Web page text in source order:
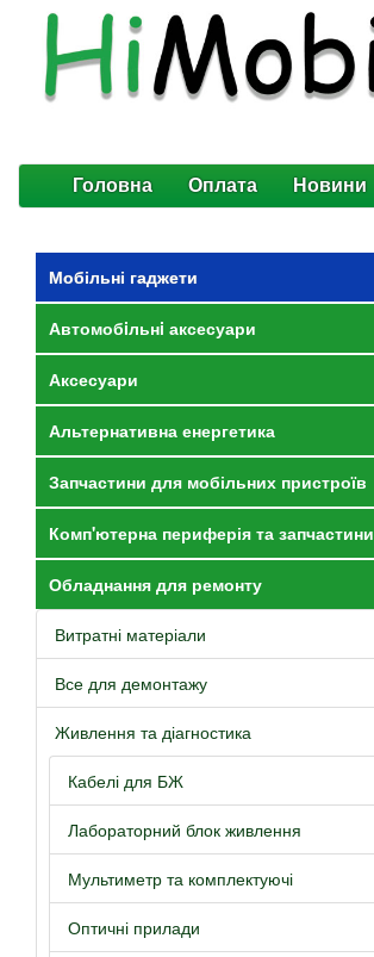
Головна Оплата Новини
Мобільні гаджети
Автомобiльнi аксесуари
Аксесуари
Альтернативна енергетика
Запчастини для мобільних пристроїв
Комп'ютерна периферія та запчастини
Обладнання для ремонту
Витратні матеріали
Все для демонтажу
Живлення та діагностика
Кабелі для БЖ
Лабораторний блок живлення
Мультиметр та комплектуючі
Оптичні прилади